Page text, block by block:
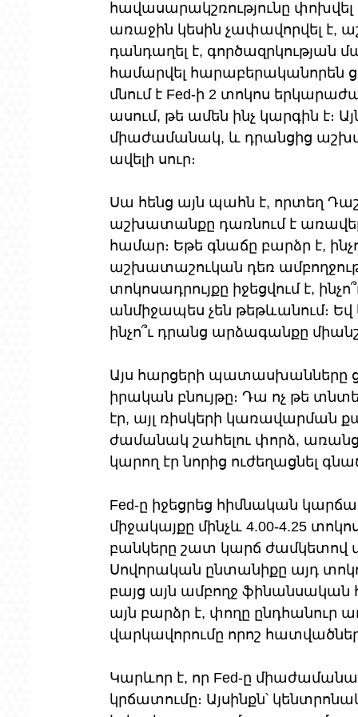
հավասարակշռությունը
առաջին կեսին չափավորվել է,
դանդաղել է, գործազրկության
համարվել հարաբերականորեն
մնում է Fed-ի 2 տոկոս
ասում, թե ամեն ինչ կարգին է։
միաժամանակ, և դրանցից
ավելի սուր։
Սա հենց այն պահն է, որտեղ
աշխատանքը դառնում է
համար։ Եթե գնաճը բարձր է,
աշխատաշուկան դեռ
տոկոսադրույքը իջեցվում է,
անմիջապես չեն թեթևանում։
ինչո՞ւ դրանց արձագանքը
Այս հարցերի պատասխանները
իրական բնույթը։ Դա ոչ թե
էր, այլ ռիսկերի կառավարման
ժամանակ շահելու փորձ,
կարող էր նորից ուժեղացնել
Fed-ը իջեցրեց հիմնական
միջակայքը մինչև 4.00-4.25
բանկերը շատ կարճ ժամկետով
Սովորական ընտանիքը այդ
բայց այն ամբողջ ֆինանսական
այն բարձր է, փողը ընդհանուր
վարկավորումը որոշ
Կարևոր է, որ Fed-ը
կրճատումը։ Այսինքն՝